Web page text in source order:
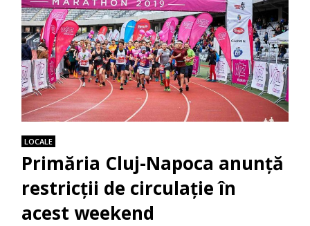
LOCALE
Primăria Cluj-Napoca anunță
restricții de circulație în
acest weekend